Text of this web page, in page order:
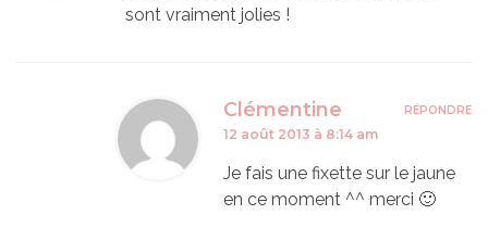
sont vraiment jolies !
Clémentine
12 août 2013 à 8:14 am
Je fais une fixette sur le jaune
en ce moment ^^ merci 🙂
RÉPONDRE